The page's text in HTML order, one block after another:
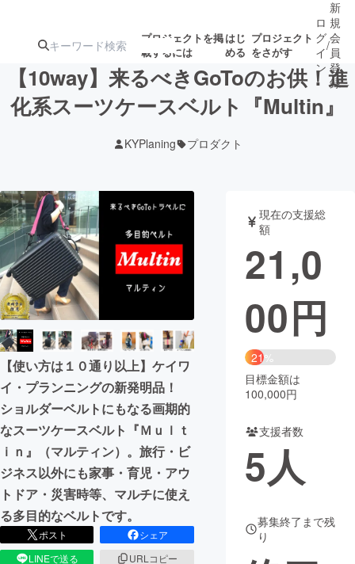
プロジェクトを掲
載するには
はじ
める
プロジェクト
をさがす
ジェクト
募集終了が近いプ
ロジェクト
アート・写真 音楽
テクノロジー・ガジェット ゲーム・
映像・映画 書籍・雑誌
ビジネス・起業 チャレンジ
まちづくり・地域活性化
CAMPFIRE for Social Good
CAMPFIRE Creation
CAMPFIREふるさと納税machi-ya コミュニティ
ロ
グ
イ
ン
/
新
規
会
員
登
録
【10way】来るべきGoToのお供！進
化系スーツケースベルト『Multin』
KYPlaning プロダクト
【使い方は１０通り以上】ケイワ
イ・プランニングの新発明品！
ショルダーベルトにもなる画期的
なスーツケースベルト『Ｍｕｌｔ
ｉｎ』（マルティン）。旅行・ビ
ジネス以外にも家事・育児・アウ
トドア・災害時等、マルチに使え
る多目的なベルトです。
ポスト
シェア
LINEで送る
URLコピー
現在の支援総
額
21,0
00円
21%
目標金額は
100,000円
支援者数
5人
募集終了まで残
り